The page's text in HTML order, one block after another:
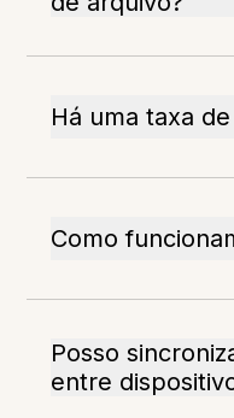
Há uma taxa
Como
Posso
entre